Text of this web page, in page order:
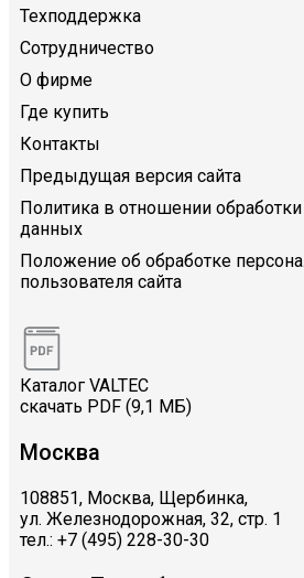
Техподдержка
Сотрудничество
О фирме
Где купить
Контакты
Предыдущая версия сайта
Политика в отношении
данных
Положение об обработке
пользователя сайта
Каталог VALTEC
скачать PDF (9,1 МБ)
Москва
108851, Москва, Щербинка,
ул. Железнодорожная, 32, стр. 1
тел.: +7 (495) 228-30-30